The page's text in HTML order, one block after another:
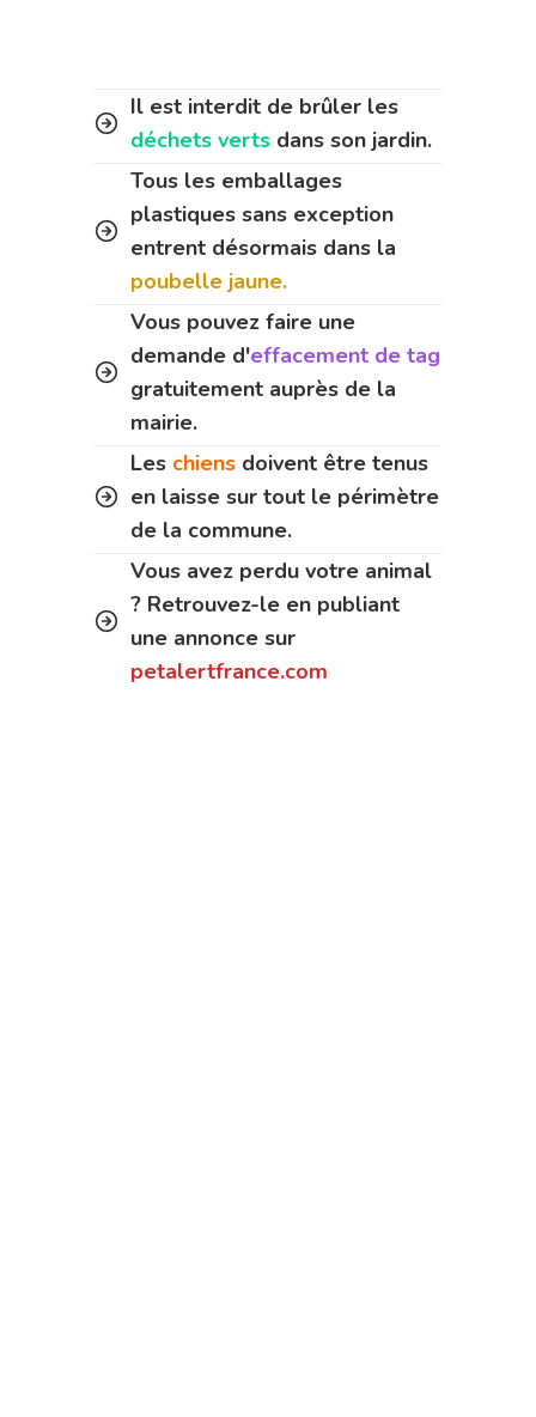
Il est interdit de brûler les
déchets verts dans son jardin.
Tous les emballages
plastiques sans exception
entrent désormais dans la
poubelle jaune.
Vous pouvez faire une
demande d'effacement de tag
gratuitement auprès de la
mairie.
Les chiens doivent être tenus
en laisse sur tout le périmètre
de la commune.
Vous avez perdu votre animal
? Retrouvez-le en publiant
une annonce sur
petalertfrance.com